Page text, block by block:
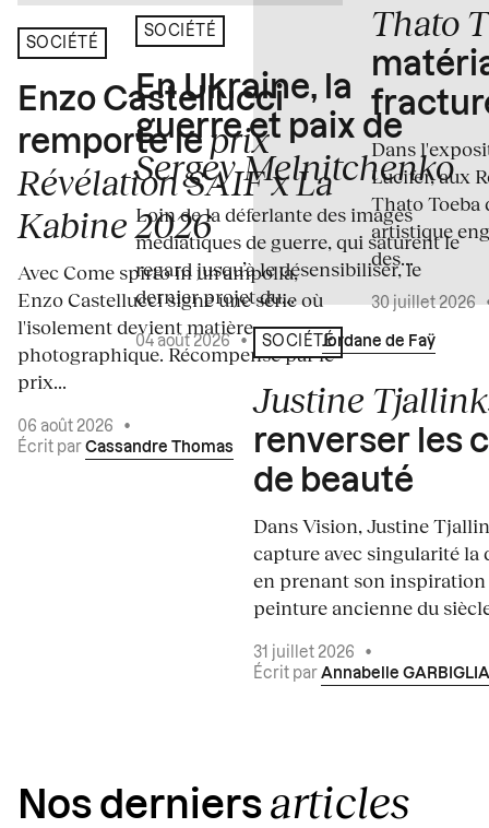
SOCIÉTÉ
Enzo Castellucci
remporte le prix
Révélation SAIF x La
Kabine 2026
Avec Come spirto in un'ampolla,
Enzo Castellucci signe une série où
l'isolement devient matière
photographique. Récompensé par le
prix...
06 août 2026
•
Écrit par Cassandre Thomas
SOCIÉTÉ
En Ukraine, la
guerre et paix de
Sergey Melnitchenko
Loin de la déferlante des images
médiatiques de guerre, qui saturent le
regard jusqu’à le désensibiliser, le
dernier projet du...
04 août 2026 • Écrit par Jordane de Faÿ
SOCIÉTÉ
Justine
renverser les
de beauté
Dans Vision, Justine
capture avec singularité la
en prenant son inspiration
peinture ancienne du
31 juillet 2026
•
Écrit par Annabelle GARBIGLIA
Thato
Dans
Lucifer, aux
Thato Toeba
artistique
des...
30 juillet 2026
Nos derniers articles